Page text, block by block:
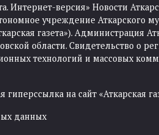
Интернет-версия» Новости
учреждение Аткарского
газета»). Администрация
области. Свидетельство о
технологий и массовых
на сайт «Аткарская
данных